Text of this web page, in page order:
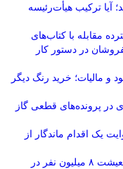
آیا ترکیب هیأت‌رئیسه
مقابله با کتاب‌های
در دستور کار
و مالیات؛ خرید رنگ دیگر
در پرونده‌های قطعی گاز
روایت یک اقدام ماندگار از
فرش دستباف ایران در تنگنای رکود؛ معیشت ۸ میلیون نفر در